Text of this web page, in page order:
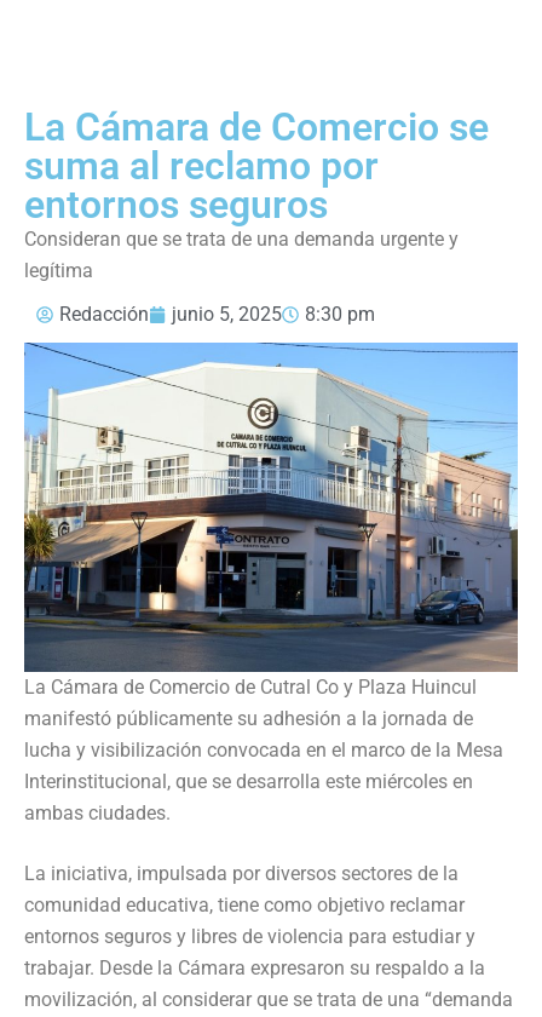
La Cámara de Comercio se
suma al reclamo por
entornos seguros
Consideran que se trata de una demanda urgente y
legítima
Redacción
junio 5, 2025 8:30 pm
La Cámara de Comercio de Cutral Co y Plaza Huincul
manifestó públicamente su adhesión a la jornada de
lucha y visibilización convocada en el marco de la Mesa
Interinstitucional, que se desarrolla este miércoles en
ambas ciudades.
La iniciativa, impulsada por diversos sectores de la
comunidad educativa, tiene como objetivo reclamar
entornos seguros y libres de violencia para estudiar y
trabajar. Desde la Cámara expresaron su respaldo a la
movilización, al considerar que se trata de una “demanda